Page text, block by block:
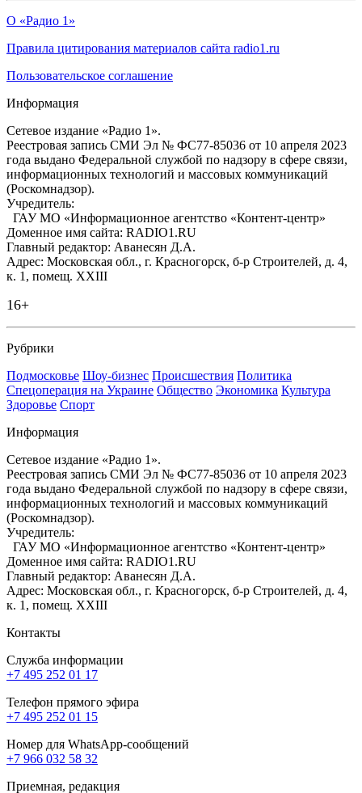
О «Радио 1»
Правила цитирования материалов сайта radio1.ru
Пользовательское соглашение
Информация
Сетевое издание «Радио 1».
Реестровая запись СМИ Эл № ФС77-85036 от 10 апреля 2023
года выдано Федеральной службой по надзору в сфере связи,
информационных технологий и массовых коммуникаций
(Роскомнадзор).
Учредитель:
ГАУ МО «Информационное агентство «Контент-центр»
Доменное имя сайта: RADIO1.RU
Главный редактор: Аванесян Д.А.
Адрес: Московская обл., г. Красногорск, б-р Строителей, д. 4,
к. 1, помещ. XXIII
16+
Рубрики
Подмосковье Шоу-бизнес Происшествия Политика
Спецоперация на Украине Общество Экономика Культура
Здоровье Спорт
Информация
Сетевое издание «Радио 1».
Реестровая запись СМИ Эл № ФС77-85036 от 10 апреля 2023
года выдано Федеральной службой по надзору в сфере связи,
информационных технологий и массовых коммуникаций
(Роскомнадзор).
Учредитель:
ГАУ МО «Информационное агентство «Контент-центр»
Доменное имя сайта: RADIO1.RU
Главный редактор: Аванесян Д.А.
Адрес: Московская обл., г. Красногорск, б-р Строителей, д. 4,
к. 1, помещ. XXIII
Контакты
Служба информации
+7 495 252 01 17
Телефон прямого эфира
+7 495 252 01 15
Номер для WhatsApp-сообщений
+7 966 032 58 32
Приемная, редакция